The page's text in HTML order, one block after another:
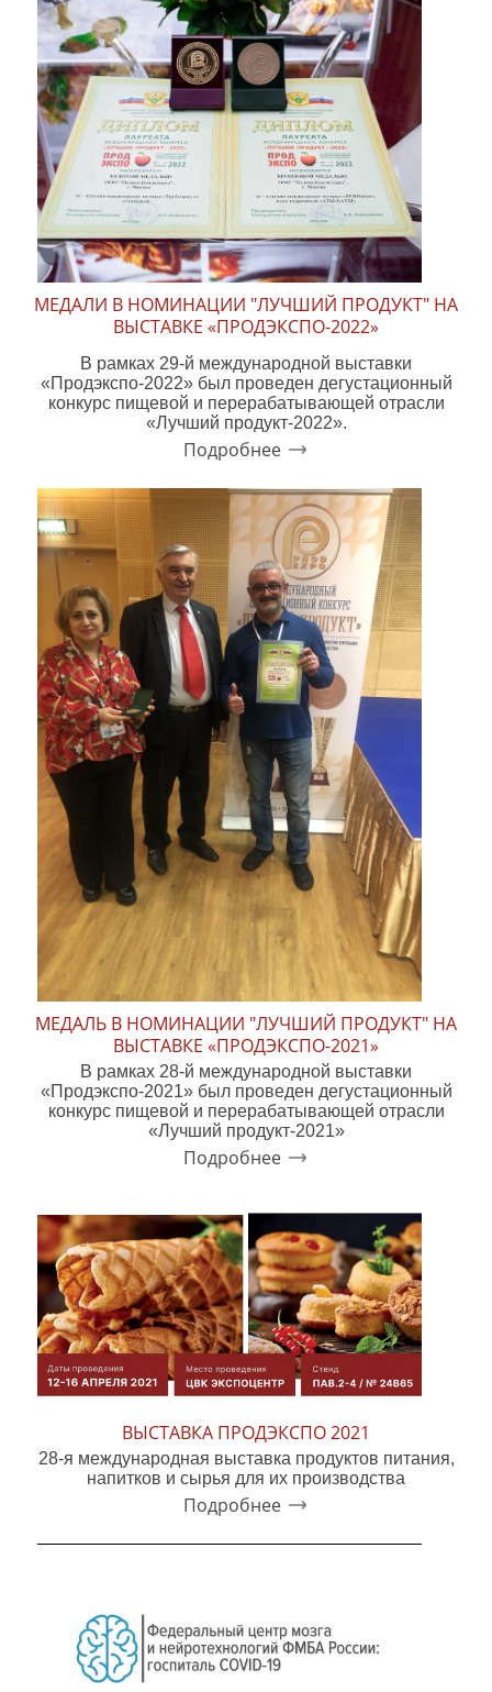
МЕДАЛИ В НОМИНАЦИИ "ЛУЧШИЙ ПРОДУКТ" НА
ВЫСТАВКЕ «ПРОДЭКСПО-2022»
В рамках 29-й международной выставки
«Продэкспо-2022» был проведен дегустационный
конкурс пищевой и перерабатывающей отрасли
«Лучший продукт-2022».
Подробнее
МЕДАЛЬ В НОМИНАЦИИ "ЛУЧШИЙ ПРОДУКТ" НА
ВЫСТАВКЕ «ПРОДЭКСПО-2021»
В рамках 28-й международной выставки
«Продэкспо-2021» был проведен дегустационный
конкурс пищевой и перерабатывающей отрасли
«Лучший продукт-2021»
Подробнее
ВЫСТАВКА ПРОДЭКСПО 2021
28-я международная выставка продуктов питания,
напитков и сырья для их производства
Подробнее